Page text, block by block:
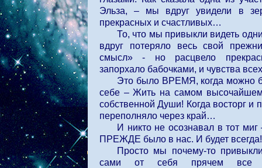
Эльза, – мы вдруг увидели в
прекрасных и счастливых…
То, что мы привыкли видеть
вдруг потеряло весь свой
смысл» - но расцвело
запорхало бабочками, и чувства
Это было ВРЕМЯ, когда можно
себе – Жить на самом
собственной Души! Когда восторг и
переполняло через край…
И никто не осознавал в тот миг
ПРЕЖДЕ было в нас. И будет всегда!
Просто мы почему-то
сами от себя прячем все